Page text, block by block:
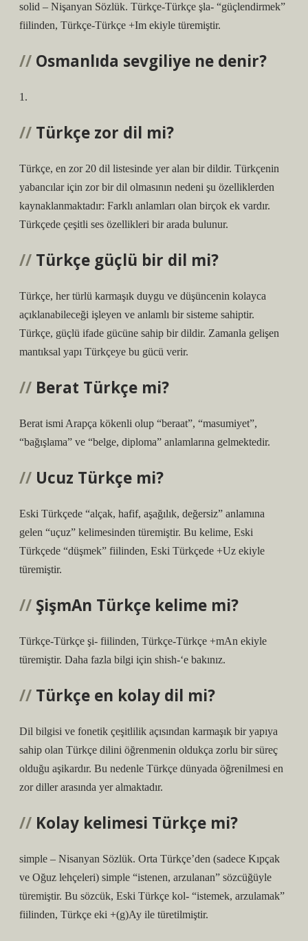
solid – Nişanyan Sözlük. Türkçe-Türkçe şla- “güçlendirmek”
fiilinden, Türkçe-Türkçe +Im ekiyle türemiştir.
Osmanlıda sevgiliye ne denir?
1.
Türkçe zor dil mi?
Türkçe, en zor 20 dil listesinde yer alan bir dildir. Türkçenin
yabancılar için zor bir dil olmasının nedeni şu özelliklerden
kaynaklanmaktadır: Farklı anlamları olan birçok ek vardır.
Türkçede çeşitli ses özellikleri bir arada bulunur.
Türkçe güçlü bir dil mi?
Türkçe, her türlü karmaşık duygu ve düşüncenin kolayca
açıklanabileceği işleyen ve anlamlı bir sisteme sahiptir.
Türkçe, güçlü ifade gücüne sahip bir dildir. Zamanla gelişen
mantıksal yapı Türkçeye bu gücü verir.
Berat Türkçe mi?
Berat ismi Arapça kökenli olup “beraat”, “masumiyet”,
“bağışlama” ve “belge, diploma” anlamlarına gelmektedir.
Ucuz Türkçe mi?
Eski Türkçede “alçak, hafif, aşağılık, değersiz” anlamına
gelen “uçuz” kelimesinden türemiştir. Bu kelime, Eski
Türkçede “düşmek” fiilinden, Eski Türkçede +Uz ekiyle
türemiştir.
ŞişmAn Türkçe kelime mi?
Türkçe-Türkçe şi- fiilinden, Türkçe-Türkçe +mAn ekiyle
türemiştir. Daha fazla bilgi için shish-‘e bakınız.
Türkçe en kolay dil mi?
Dil bilgisi ve fonetik çeşitlilik açısından karmaşık bir yapıya
sahip olan Türkçe dilini öğrenmenin oldukça zorlu bir süreç
olduğu aşikardır. Bu nedenle Türkçe dünyada öğrenilmesi en
zor diller arasında yer almaktadır.
Kolay kelimesi Türkçe mi?
simple – Nisanyan Sözlük. Orta Türkçe’den (sadece Kıpçak
ve Oğuz lehçeleri) simple “istenen, arzulanan” sözcüğüyle
türemiştir. Bu sözcük, Eski Türkçe kol- “istemek, arzulamak”
fiilinden, Türkçe eki +(g)Ay ile türetilmiştir.